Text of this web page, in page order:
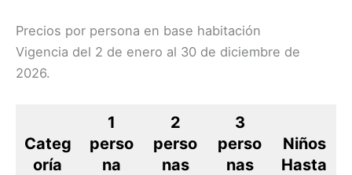
Precios por persona en base habitación
Vigencia del 2 de enero al 30 de diciembre de
2026.
Categ
oría
1
perso
na
2
perso
nas
3
perso
nas
Niños
Hasta